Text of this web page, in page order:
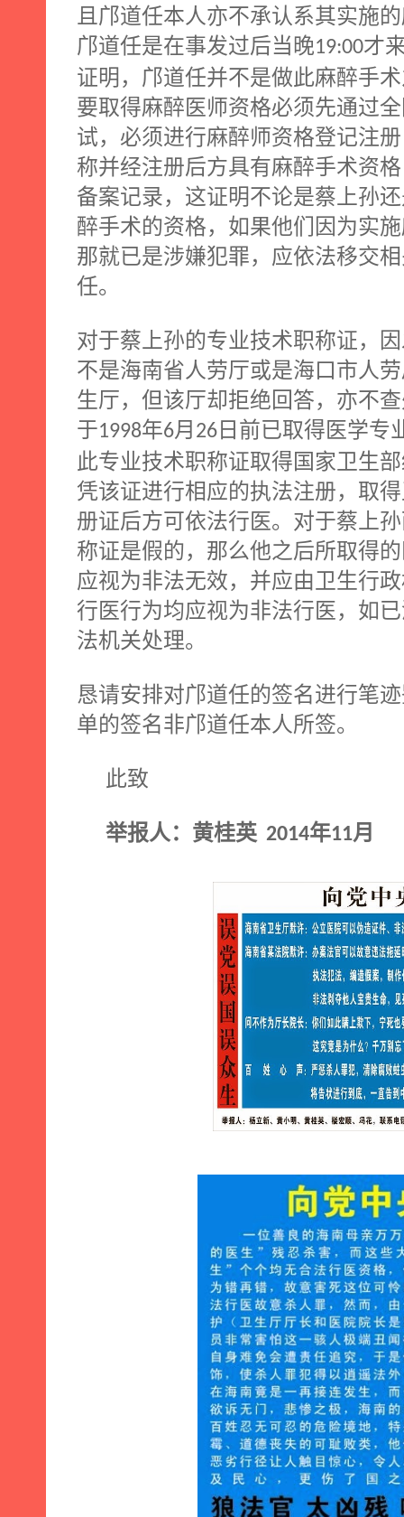
且邝道任本人亦不承认系其实施
邝道任是在事发过后当晚19:00才
证明，邝道任并不是做此麻醉手
要取得麻醉医师资格必须先通过
试，必须进行麻醉师资格登记注
称并经注册后方具有麻醉手术资
备案记录，这证明不论是蔡上孙
醉手术的资格，如果他们因为实
那就已是涉嫌犯罪，应依法移交
任。
对于蔡上孙的专业技术职称证，
不是海南省人劳厅或是海口市人
生厅，但该厅却拒绝回答，亦不
于1998年6月 26 日前已取得医学专
此专业技术职称证取得国家卫生
凭该证进行相应的执法注册，取
册证后方可依法行医。对于蔡上
称证是假的，那么他之后所取得
应视为非法无效，并应由卫生行
行医行为均应视为非法行医，如
法机关处理。
恳请安排对邝道任的签名进行笔
单的签名非邝道任本人所签。
此致
举报人：黄桂英 2014年11月